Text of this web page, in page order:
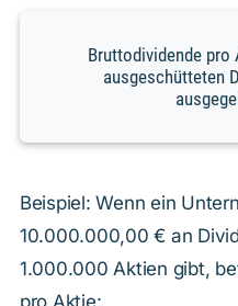
Bruttodividende pro
ausgeschütteten
Beispiel: Wenn ein
10.000.000,00 € an
1.000.000 Aktien gibt,
pro Aktie: